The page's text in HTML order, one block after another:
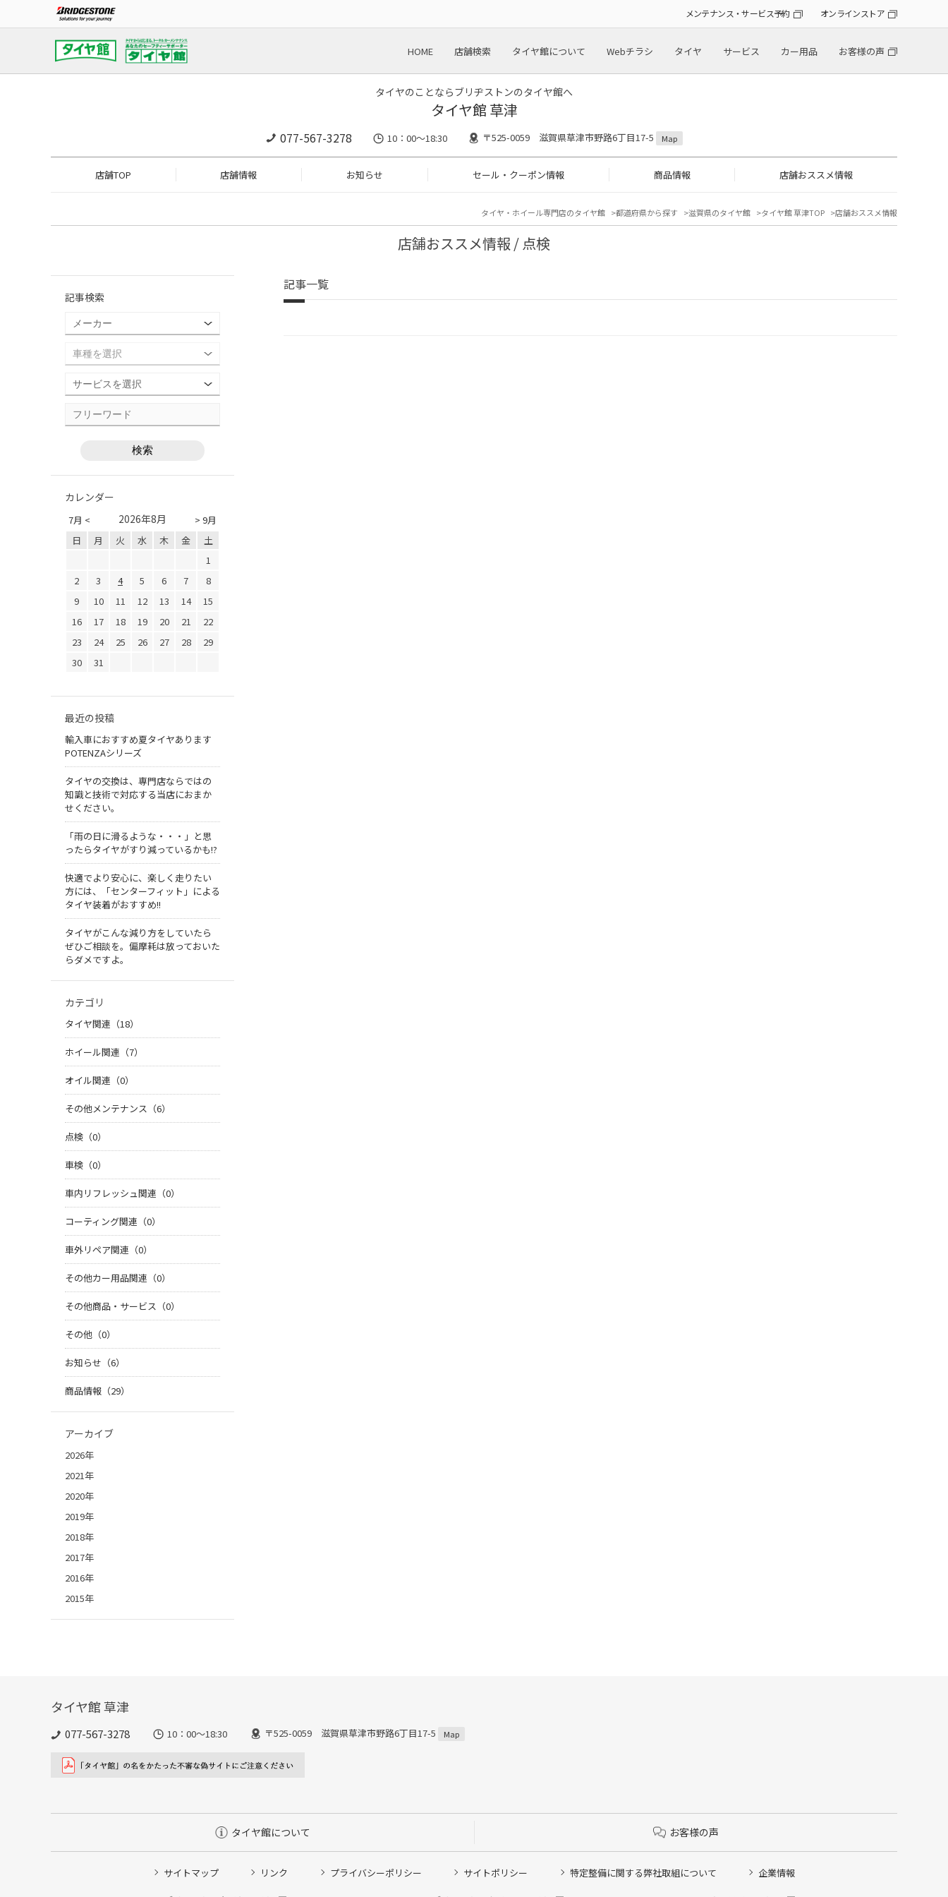
メンテナンス・サービス予約 オンラインストア
HOME 店舗検索 タイヤ館について Webチラシ タイヤ サービス カー用品 お客様の声
タイヤのことならブリヂストンのタイヤ館へ
タイヤ館 草津
077-567-3278 10：00～18:30 〒525-0059 滋賀県草津市野路6丁目17-5 Map
店舗TOP 店舗情報 お知らせ セール・クーポン情報 商品情報 店舗おススメ情報
タイヤ・ホイール専門店のタイヤ館 都道府県から探す 滋賀県のタイヤ館 タイヤ館 草津TOP 店舗おススメ情報
店舗おススメ情報 / 点検
記事一覧
記事検索
カレンダー
7月 < > 9月
2026年8月
日 月 火 水 木 金
土
1
2
3 4 5 6 7
8
9
10 11 12 13 14
15
16
17 18 19 20 21
22
23
24 25 26 27 28
29
30
31
最近の投稿
輸入車におすすめ夏タイヤあります
POTENZAシリーズ
タイヤの交換は、専門店ならではの
知識と技術で対応する当店におまか
せください。
「雨の日に滑るような・・・」と思
ったらタイヤがすり減っているかも!?
快適でより安心に、楽しく走りたい
方には、「センターフィット」による
タイヤ装着がおすすめ!!
タイヤがこんな減り方をしていたら
ぜひご相談を。偏摩耗は放っておいた
らダメですよ。
カテゴリ
タイヤ関連（18）
ホイール関連（7）
オイル関連（0）
その他メンテナンス（6）
点検（0）
車検（0）
車内リフレッシュ関連（0）
コーティング関連（0）
車外リペア関連（0）
その他カー用品関連（0）
その他商品・サービス（0）
その他（0）
お知らせ（6）
商品情報（29）
アーカイブ
2026年
2021年
2020年
2019年
2018年
2017年
2016年
2015年
タイヤ館 草津
077-567-3278 10：00～18:30 〒525-0059 滋賀県草津市野路6丁目17-5 Map
タイヤ館について お客様の声
サイトマップ リンク プライバシーポリシー サイトポリシー 特定整備に関する弊社取組について 企業情報